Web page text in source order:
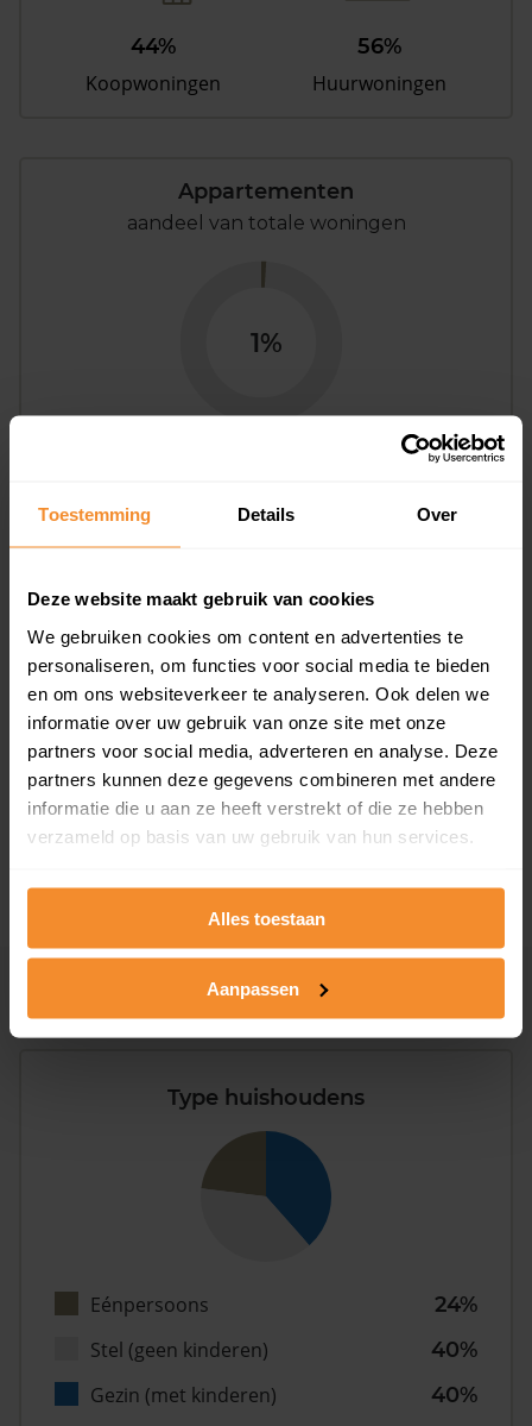
Toestemming Details Over
Deze website maakt gebruik van cookies
We gebruiken cookies om content en advertenties te
personaliseren, om functies voor social media te bieden
en om ons websiteverkeer te analyseren. Ook delen we
informatie over uw gebruik van onze site met onze
partners voor social media, adverteren en analyse. Deze
partners kunnen deze gegevens combineren met andere
informatie die u aan ze heeft verstrekt of die ze hebben
verzameld op basis van uw gebruik van hun services.
Alles toestaan
Aanpassen
44%
Koopwoningen
56%
Huurwoningen
Appartementen
aandeel van totale woningen
1%
Bouwjaar
T/m 1945
51%
1946 - 1980
28%
1981 - 2007
15%
Type huishoudens
Eénpersoons
24%
Stel (geen kinderen)
40%
Gezin (met kinderen)
40%